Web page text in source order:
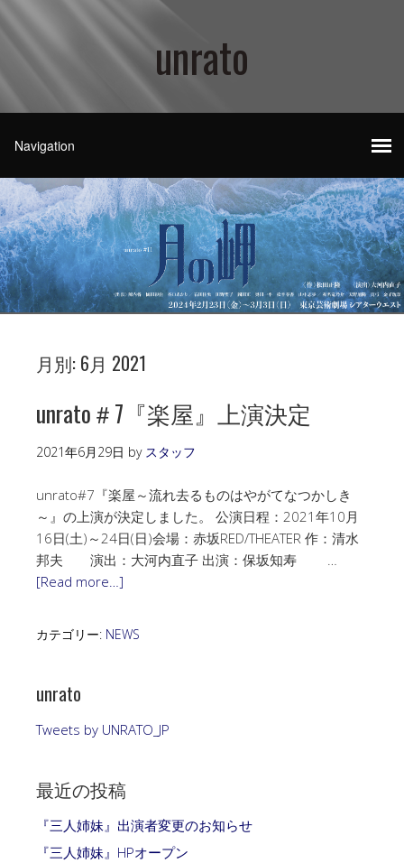
unrato
月別: 6月 2021
unrato＃7『楽屋』上演決定
2021年6月29日 by スタッフ
unrato#7『楽屋～流れ去るものはやがてなつかしき
～』の上演が決定しました。 公演日程：2021年10月
16日(土)～24日(日)会場：赤坂RED/THEATER 作：清水
邦夫 演出：大河内直子 出演：保坂知寿 …
[Read more…]
カテゴリー: NEWS
unrato
Tweets by UNRATO_JP
最近の投稿
『三人姉妹』出演者変更のお知らせ
『三人姉妹』HPオープン